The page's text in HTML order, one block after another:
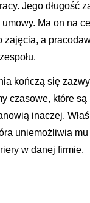
Jego długość
Ma on na
a
kończą się
czasowe, które
inaczej.
uniemożliwia
w danej firmie.